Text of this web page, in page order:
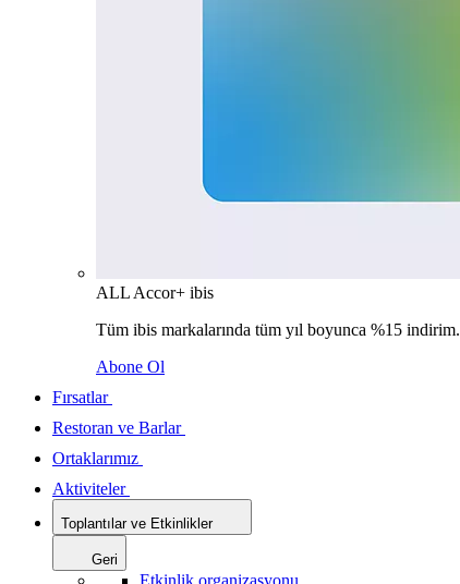
ALL Accor+ ibis
Tüm ibis markalarında tüm yıl boyunca %15 indirim.
Abone Ol
Fırsatlar
Restoran ve Barlar
Ortaklarımız
Aktiviteler
Toplantılar ve Etkinlikler
Geri
Etkinlik organizasyonu